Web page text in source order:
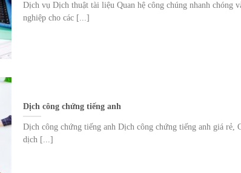
Dịch vụ Dịch thuật tài liệu Quan hệ công chúng nhanh chóng
nghiệp cho các [...]
Dịch công chứng tiếng anh
Dịch công chứng tiếng anh Dịch công chứng tiếng anh giá rẻ,
dịch [...]